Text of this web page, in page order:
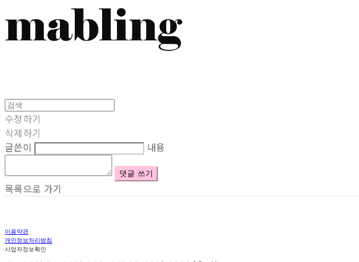
수정하기
삭제하기
글쓴이
내용
댓글 쓰기
목록으로 가기
이용약관
개인정보처리방침
사업자정보확인